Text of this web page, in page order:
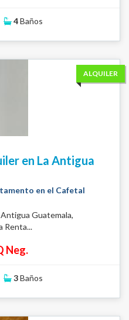
4Baños
ALQUILER
en La Antigua
en el Cafetal
Guatemala,
Renta...
Neg.
3Baños